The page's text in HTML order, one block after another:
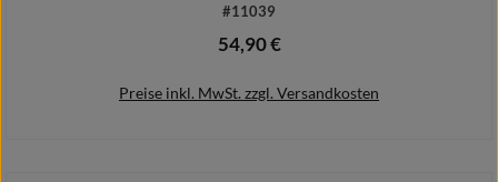
#11039
Regulärer Preis:
54,90 €
Preise inkl. MwSt. zzgl. Versandkosten